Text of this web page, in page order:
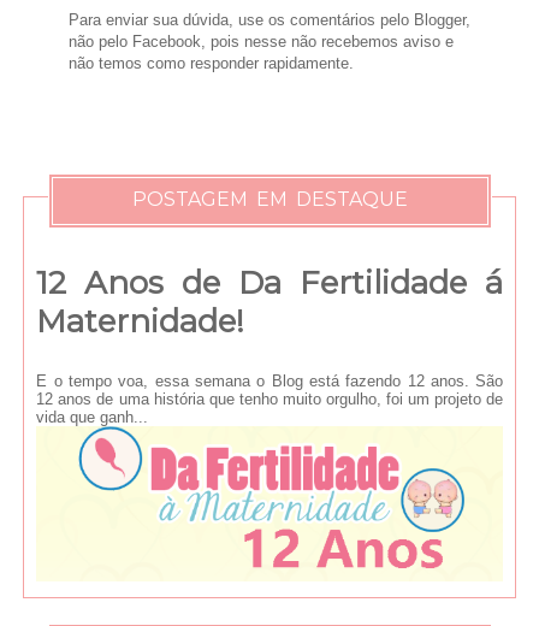
Para enviar sua dúvida, use os comentários pelo Blogger,
não pelo Facebook, pois nesse não recebemos aviso e
não temos como responder rapidamente.
POSTAGEM EM DESTAQUE
12 Anos de Da Fertilidade á
Maternidade!
E o tempo voa, essa semana o Blog está fazendo 12 anos. São
12 anos de uma história que tenho muito orgulho, foi um projeto de
vida que ganh...